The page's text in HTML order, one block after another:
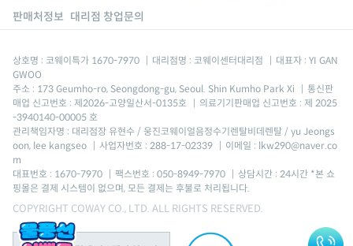
판매처정보 대리점 창업문의
상호명 : 코웨이특가 1670-7970 대리점명 : 코웨이센터대리점
대표자 : YI GAN
GWOO
주소 : 173 Geumho-ro, Seongdong-gu, Seoul. Shin Kumho Park Xi
통신판
매업 신고번호 : 제2026-고양일산서-0135호
의료기기판매업 신고번호 : 제 2025
-3940140-00005 호
관리책임자명 : 대리점장 유현수 / 웅진코웨이얼음정수기렌탈비데렌탈 / yu Jeongs
oon, lee kangseo
사업자번호 : 288-17-02339
이메일 : lkw290@naver.co
m
대표번호 : 1670-7970
팩스번호 : 050-8949-7970
상담시간 : 24시간 *본 쇼
핑몰은 결제 시스템이 없으며, 모든 결제는 후불로 처리됩니다.
COPYRIGHT COWAY CO., LTD. ALL RIGHTS RESERVED.